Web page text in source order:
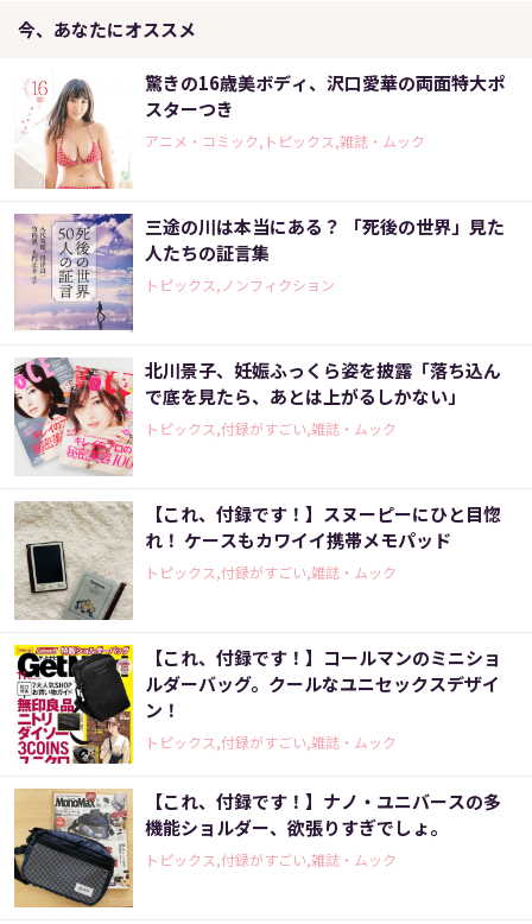
今、あなたにオススメ
驚きの16歳美ボディ、沢口愛華の両面特大ポ
スターつき
アニメ・コミック,トピックス,雑誌・ムック
三途の川は本当にある？ 「死後の世界」見た
人たちの証言集
トピックス,ノンフィクション
北川景子、妊娠ふっくら姿を披露「落ち込ん
で底を見たら、あとは上がるしかない」
トピックス,付録がすごい,雑誌・ムック
【これ、付録です！】スヌーピーにひと目惚
れ！ ケースもカワイイ携帯メモパッド
トピックス,付録がすごい,雑誌・ムック
【これ、付録です！】コールマンのミニショ
ルダーバッグ。クールなユニセックスデザイ
ン！
トピックス,付録がすごい,雑誌・ムック
【これ、付録です！】ナノ・ユニバースの多
機能ショルダー、欲張りすぎでしょ。
トピックス,付録がすごい,雑誌・ムック